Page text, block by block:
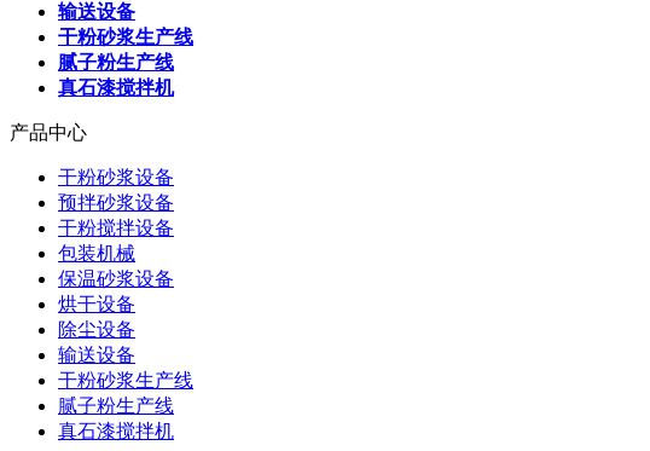
输送设备
干粉砂浆生产线
腻子粉生产线
真石漆搅拌机
产品中心
干粉砂浆设备
预拌砂浆设备
干粉搅拌设备
包装机械
保温砂浆设备
烘干设备
除尘设备
输送设备
干粉砂浆生产线
腻子粉生产线
真石漆搅拌机